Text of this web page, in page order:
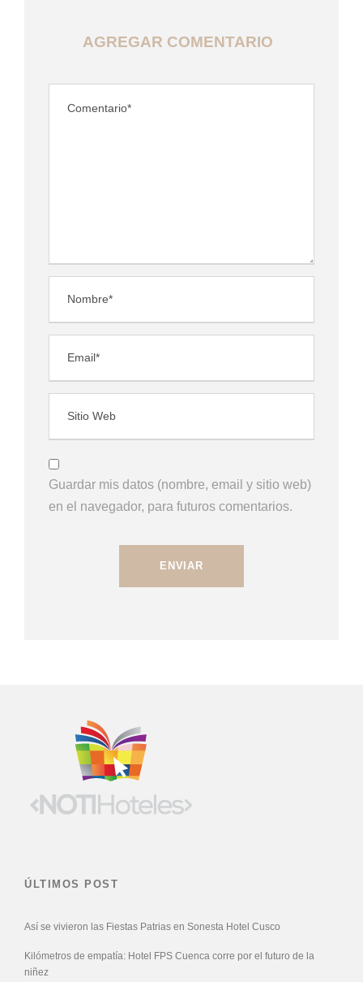
AGREGAR COMENTARIO
Guardar mis datos (nombre, email y sitio web)
en el navegador, para futuros comentarios.
ÚLTIMOS POST
Así se vivieron las Fiestas Patrias en Sonesta Hotel Cusco
Kilómetros de empatía: Hotel FPS Cuenca corre por el futuro de la
niñez